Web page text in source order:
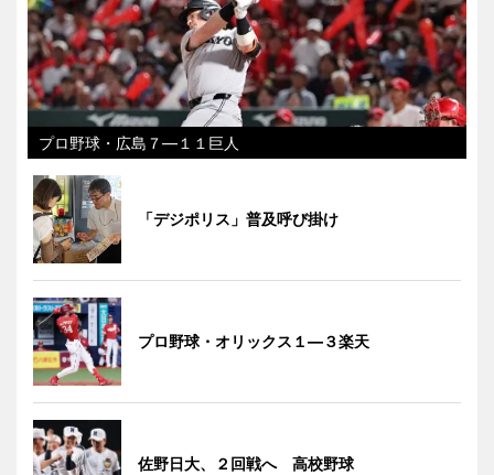
プロ野球・広島７―１１巨人
「デジポリス」普及呼び掛け
プロ野球・オリックス１―３楽天
佐野日大、２回戦へ 高校野球